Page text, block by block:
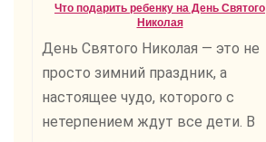
Что подарить ребенку на День Святого
Николая
День Святого Николая — это не
просто зимний праздник, а
настоящее чудо, которого с
нетерпением ждут все дети. В